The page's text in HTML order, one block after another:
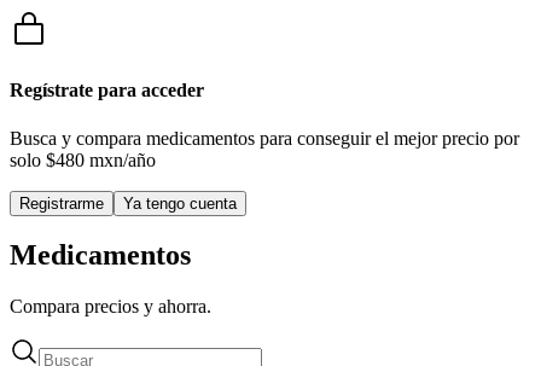
Regístrate para acceder
Busca y compara medicamentos para conseguir el mejor precio por
solo $480 mxn/año
Registrarme Ya tengo cuenta
Medicamentos
Compara precios y ahorra.